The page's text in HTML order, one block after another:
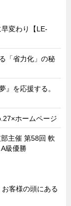
変わり【LE-
「省力化」の秘
』を応援する。
ホームページ
主催 第58回 軟
級優勝
客様の頭にある